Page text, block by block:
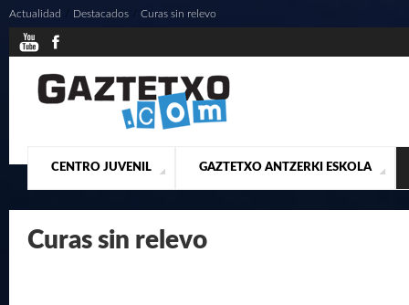
CENTRO JUVENIL
¿QUIENES SOMOS? ACTUALIDAD CONTACTO
GAZTETXO ANTZERKI ESKOLA
PRESENTACIÓN MUSICALES
Actualidad / Destacados / Curas sin relevo
Curas sin relevo